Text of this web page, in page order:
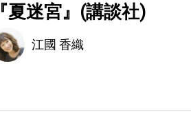
『夏迷宮』(講談社)
江國 香織